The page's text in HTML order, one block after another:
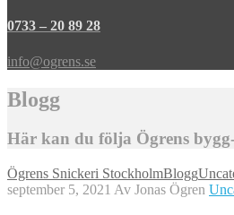
0733 – 20 89 28
info@ogrens.se
Blogg
Här kan du följa Ögrens
Ögrens Snickeri StockholmBlogg
september 5, 2021 Av Jonas Ögren